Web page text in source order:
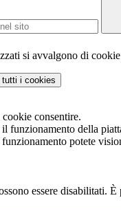
si avvalgono di
i cookies
consentire.
funzionamento della
potete
essere disabilitati.